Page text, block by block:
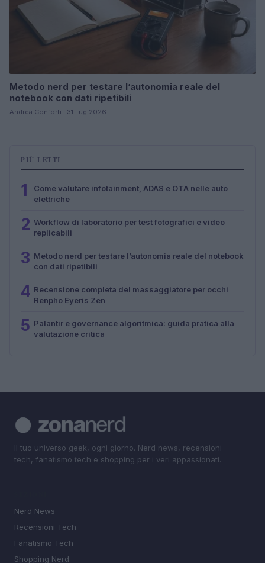
Metodo nerd per testare l’autonomia reale del
notebook con dati ripetibili
Andrea Conforti · 31 Lug 2026
PIÙ LETTI
1
Come valutare infotainment, ADAS e OTA nelle auto
elettriche
2 Workflow di laboratorio per test fotografici e video
replicabili
3 Metodo nerd per testare l’autonomia reale del notebook
con dati ripetibili
4 Recensione completa del massaggiatore per occhi
Renpho Eyeris Zen
5 Palantir e governance algoritmica: guida pratica alla
valutazione critica
Il tuo universo geek, ogni giorno. Nerd news, recensioni
tech, fanatismo tech e shopping per i veri appassionati.
Nerd News
Recensioni Tech
Fanatismo Tech
Shopping Nerd